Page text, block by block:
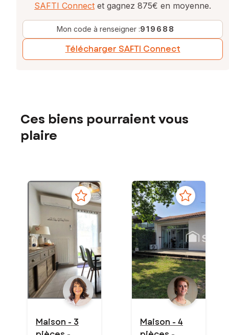
SAFTI Connect et gagnez 875€ en moyenne.
Mon code à renseigner :919688
Télécharger SAFTI Connect
Ces biens pourraient vous
plaire
Maison - 3
Maison - 4